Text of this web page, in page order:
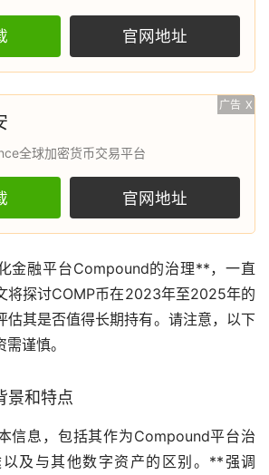
官网地址
广告 X
全球加密货币交易平台
官网地址
金融平台Compound的治理**，一直
将探讨COMP币在2023年至2025年的
估其是否值得长期持有。请注意，以下
谨慎。
景和特点
信息，包括其作为Compound平台治
及与其他数字资产的区别。**强调